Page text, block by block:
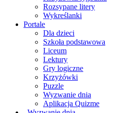
Rozsypane litery
Wykreślanki
Portale
Dla dzieci
Szkoła podstawowa
Liceum
Lektury
Gry logiczne
Krzyżówki
Puzzle
Wyzwanie dnia
Aplikacja Quizme